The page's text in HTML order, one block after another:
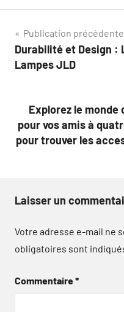
Navigation
de
Publication précédente
Durabilité et Design :
Lampes JLD
Explorez le
pour vos amis à
pour trouver les
Laisser un
Votre adresse e-mail ne
obligatoires sont
Commentaire*